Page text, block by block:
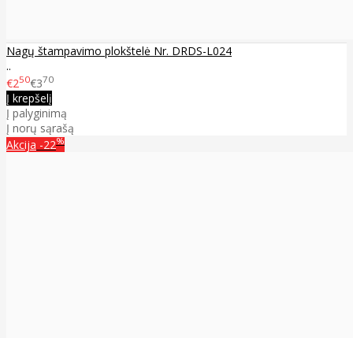
Nagų štampavimo plokštelė Nr. DRDS-L024
..
€250€370
Į krepšelį
Į palyginimą
Į norų sąrašą
Akcija -22%